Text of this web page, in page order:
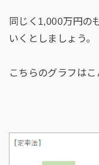
同じく1,000万円の
いくとしましょう。
こちらのグラフはこ